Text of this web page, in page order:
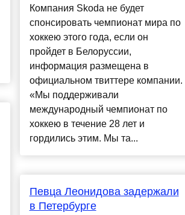
Компания Skoda не будет
спонсировать чемпионат мира по
хоккею этого года, если он
пройдет в Белоруссии,
информация размещена в
официальном твиттере компании.
«Мы поддерживали
международный чемпионат по
хоккею в течение 28 лет и
гордились этим. Мы та...
Певца Леонидова задержали
в Петербурге